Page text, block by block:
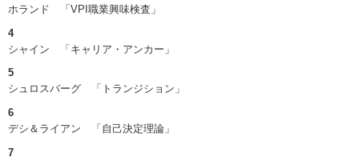
ホランド 「VPI職業興味検査」
4
シャイン 「キャリア・アンカー」
5
シュロスバーグ 「トランジション」
6
デシ＆ライアン 「自己決定理論」
7